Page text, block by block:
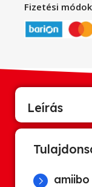
Fizetési
Leírás
amiibo